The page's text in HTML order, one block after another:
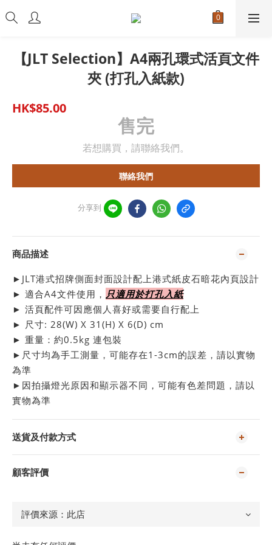
【JLT Selection】A4兩孔環式活頁文件
夾 (打孔入紙款)
HK$85.00
售完
若想購買，請聯絡我們。
聯絡我們
分享到
商品描述
►JLT港式招牌側面封面設計配上港式紙皮石暗花內頁設計
► 適合A4文件使用， 只適用於打孔入紙
► 活頁配件可因應個人喜好或需要自行配上
► 尺寸: 28(W) X 31(H) X 6(D) cm
► 重量：約0.5kg 連包裝
►尺寸均為手工測量，可能存在1-3cm的誤差，請以實物
為準
►因拍攝燈光原因和顯示器不同，可能有色差問題，請以
實物為準
送貨及付款方式
顧客評價